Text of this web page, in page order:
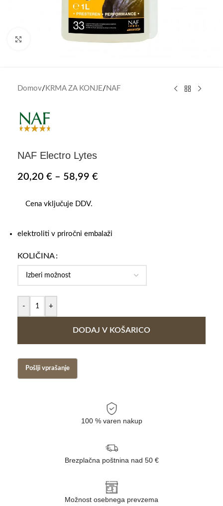
Click to enlarge
Domov/ KRMA ZA KONJE/ NAF
NAF Electro Lytes
20,20 € – 58,99 €
Cena vključuje DDV.
elektroliti v priročni embalaži
KOLIČINA
- +
DODAJ V KOŠARICO
100 % varen nakup
Brezplačna poštnina nad 50 €
Možnost osebnega prevzema